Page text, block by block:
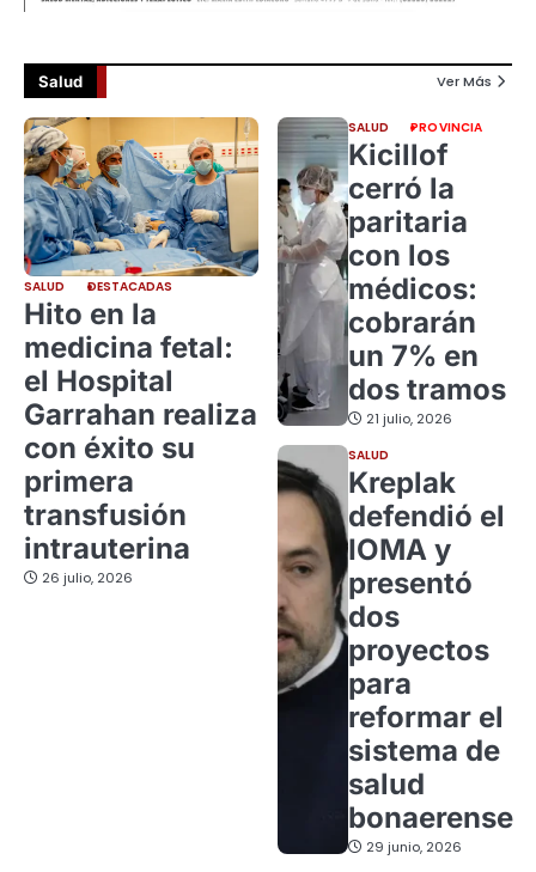
Salud Ver Más
SALUD DESTACADAS
Hito en la
medicina fetal:
el Hospital
Garrahan realiza
con éxito su
primera
transfusión
intrauterina
26 julio, 2026
SALUD PROVINCIA
Kicillof
cerró la
paritaria
con los
médicos:
cobrarán
un 7% en
dos tramos
21 julio, 2026
SALUD
Kreplak
defendió el
IOMA y
presentó
dos
proyectos
para
reformar el
sistema de
salud
bonaerense
29 junio, 2026